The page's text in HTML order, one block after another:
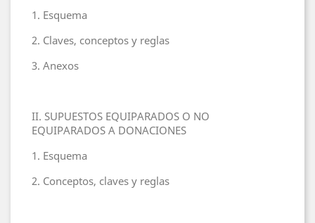
1. Esquema
2. Claves, conceptos y reglas
3. Anexos
II. SUPUESTOS EQUIPARADOS O NO
EQUIPARADOS A DONACIONES
1. Esquema
2. Conceptos, claves y reglas